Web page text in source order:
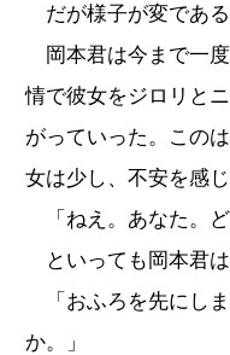
だが様子が変である
岡本君は今まで一
情で彼女をジロリと
がっていった。この
女は少し、不安を感じ
「ねえ。あなた。ど
といっても岡本君は
「おふろを先にし
か。」